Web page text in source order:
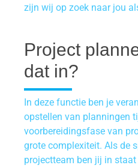
zijn wij op zoek naar jou
Project
dat in?
In deze functie ben je
opstellen van planningen
voorbereidingsfase van
grote complexiteit. Als de
projectteam ben jij in